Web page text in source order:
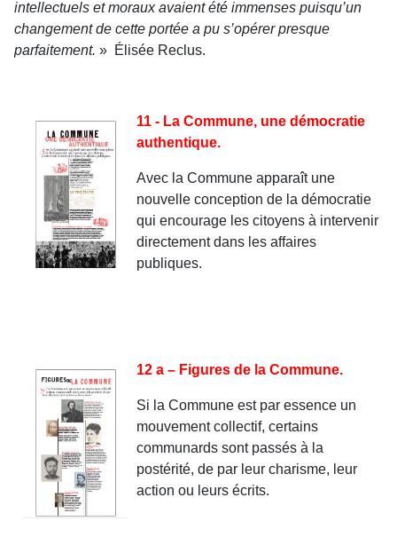
intellectuels et moraux avaient été immenses puisqu’un
changement de cette portée a pu s’opérer presque
parfaitement. » Élisée Reclus.
11 - La Commune, une démocratie
authentique.
Avec la Commune apparaît une
nouvelle conception de la démocratie
qui encourage les citoyens à intervenir
directement dans les affaires
publiques.
12 a – Figures de la Commune.
Si la Commune est par essence un
mouvement collectif, certains
communards sont passés à la
postérité, de par leur charisme, leur
action ou leurs écrits.